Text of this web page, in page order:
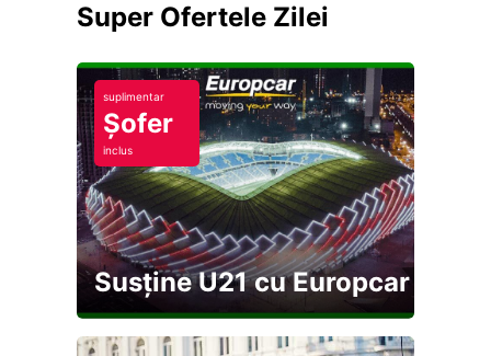
Super Ofertele Zilei
suplimentar
Șofer
inclus
Susține U21 cu Europcar